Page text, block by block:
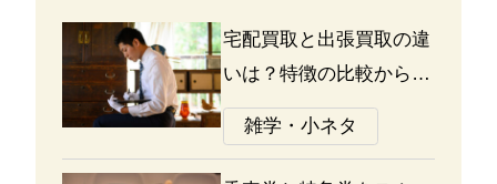
宅配買取と出張買取の違
いは？特徴の比較から探
る選び方のポイント
雑学・小ネタ